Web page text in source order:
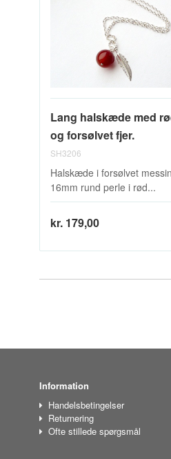
Lang halskæde med
og forsølvet fjer.
SH3206
Halskæde i forsølvet
16mm rund perle i rød...
kr. 179,00
Information
Handelsbetingelser
Returnering
Ofte stillede spørgsmål